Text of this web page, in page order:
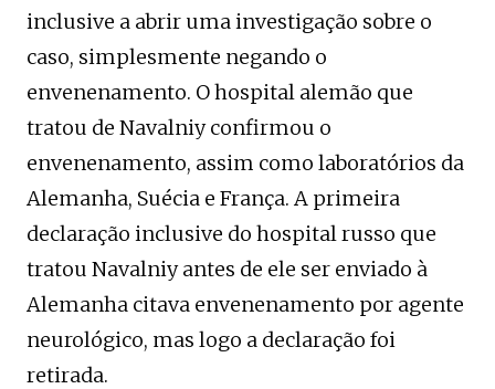
inclusive a abrir uma investigação sobre o
caso, simplesmente negando o
envenenamento. O hospital alemão que
tratou de Navalniy confirmou o
envenenamento, assim como laboratórios da
Alemanha, Suécia e França. A primeira
declaração inclusive do hospital russo que
tratou Navalniy antes de ele ser enviado à
Alemanha citava envenenamento por agente
neurológico, mas logo a declaração foi
retirada.